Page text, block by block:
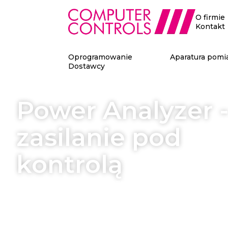
O firmie
Kontakt
Oprogramowanie Aparatura
Dostawcy
Power Analyzer -
zasilanie pod
kontrolą